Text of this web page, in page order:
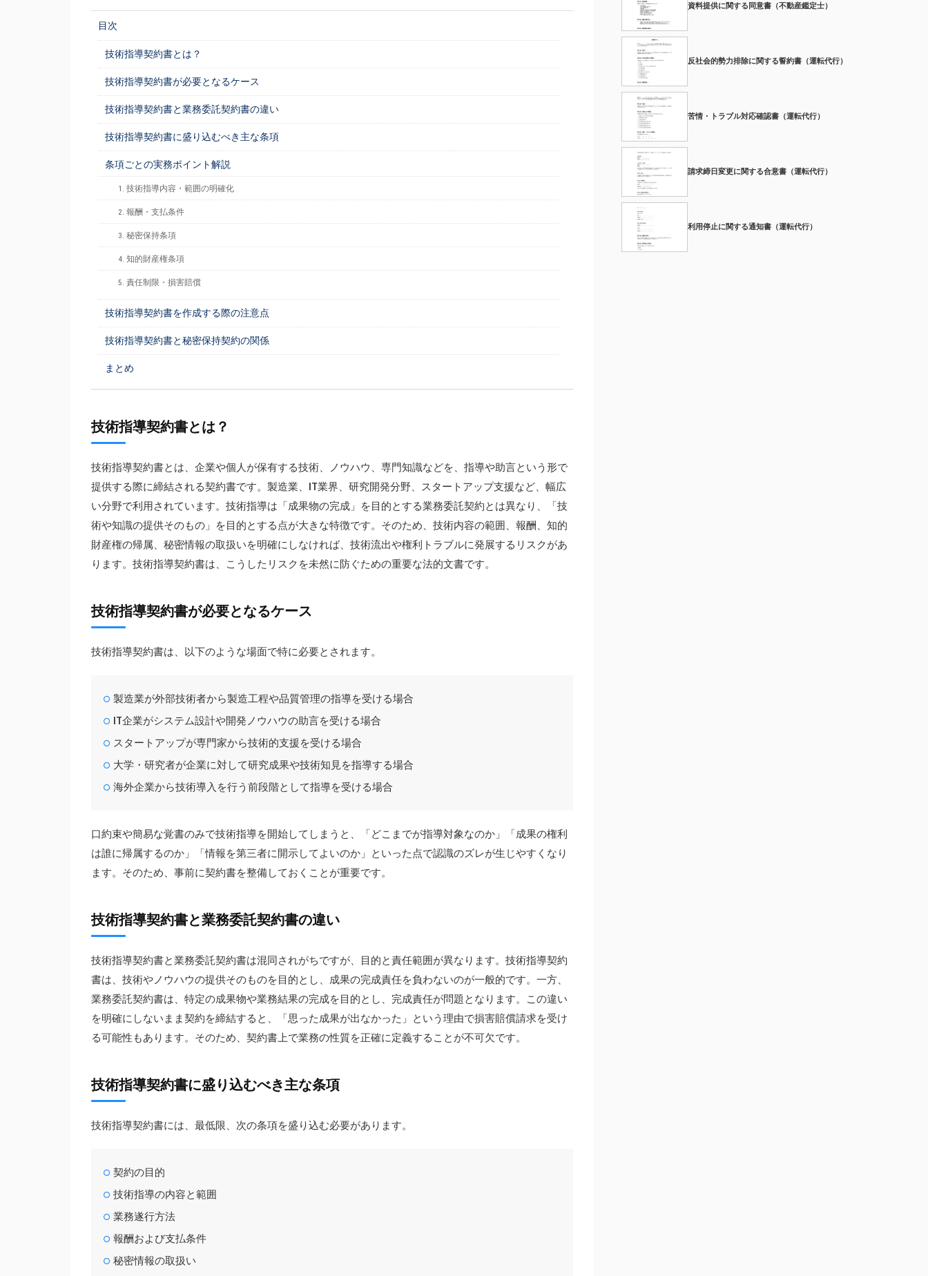
目次
技術指導契約書とは？
技術指導契約書が必要となるケース
技術指導契約書と業務委託契約書の違い
技術指導契約書に盛り込むべき主な条項
条項ごとの実務ポイント解説
1. 技術指導内容・範囲の明確化
2. 報酬・支払条件
3. 秘密保持条項
4. 知的財産権条項
5. 責任制限・損害賠償
技術指導契約書を作成する際の注意点
技術指導契約書と秘密保持契約の関係
まとめ
技術指導契約書とは？
技術指導契約書とは、企業や個人が保有する技術、ノウハウ、専門知識などを、指導や助言という形で
提供する際に締結される契約書です。製造業、IT業界、研究開発分野、スタートアップ支援など、幅広
い分野で利用されています。技術指導は「成果物の完成」を目的とする業務委託契約とは異なり、「技
術や知識の提供そのもの」を目的とする点が大きな特徴です。そのため、技術内容の範囲、報酬、知的
財産権の帰属、秘密情報の取扱いを明確にしなければ、技術流出や権利トラブルに発展するリスクがあ
ります。技術指導契約書は、こうしたリスクを未然に防ぐための重要な法的文書です。
技術指導契約書が必要となるケース
技術指導契約書は、以下のような場面で特に必要とされます。
製造業が外部技術者から製造工程や品質管理の指導を受ける場合
IT企業がシステム設計や開発ノウハウの助言を受ける場合
スタートアップが専門家から技術的支援を受ける場合
大学・研究者が企業に対して研究成果や技術知見を指導する場合
海外企業から技術導入を行う前段階として指導を受ける場合
口約束や簡易な覚書のみで技術指導を開始してしまうと、「どこまでが指導対象なのか」「成果の権利
は誰に帰属するのか」「情報を第三者に開示してよいのか」といった点で認識のズレが生じやすくなり
ます。そのため、事前に契約書を整備しておくことが重要です。
技術指導契約書と業務委託契約書の違い
技術指導契約書と業務委託契約書は混同されがちですが、目的と責任範囲が異なります。技術指導契約
書は、技術やノウハウの提供そのものを目的とし、成果の完成責任を負わないのが一般的です。一方、
業務委託契約書は、特定の成果物や業務結果の完成を目的とし、完成責任が問題となります。この違い
を明確にしないまま契約を締結すると、「思った成果が出なかった」という理由で損害賠償請求を受け
る可能性もあります。そのため、契約書上で業務の性質を正確に定義することが不可欠です。
技術指導契約書に盛り込むべき主な条項
技術指導契約書には、最低限、次の条項を盛り込む必要があります。
契約の目的
技術指導の内容と範囲
業務遂行方法
報酬および支払条件
秘密情報の取扱い
資料提供に関する同意書（不動産鑑定士）
反社会的勢力排除に関する誓約書（運転代行）
苦情・トラブル対応確認書（運転代行）
請求締日変更に関する合意書（運転代行）
利用停止に関する通知書（運転代行）